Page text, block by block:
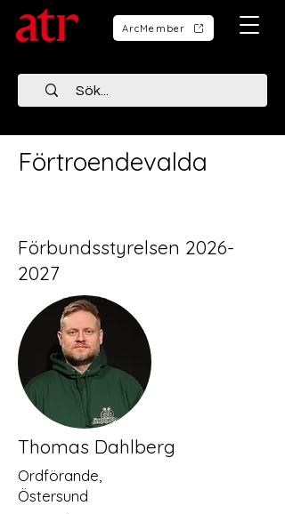
ArcMember
Förtroendevalda
Förbundsstyrelsen 2026-
2027
Thomas Dahlberg
Ordförande,
Östersund